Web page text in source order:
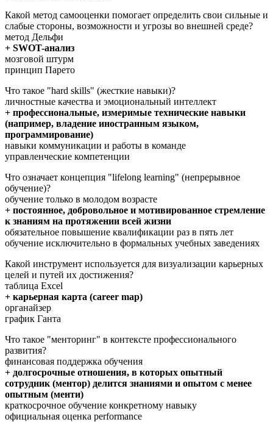
Какой метод самооценки помогает определить свои сильные и
слабые стороны, возможности и угрозы во внешней среде?
метод Дельфи
+ SWOT-анализ
мозговой штурм
принцип Парето
Что такое "hard skills" (жесткие навыки)?
личностные качества и эмоциональный интеллект
+ профессиональные, измеримые технические навыки
(например, владение иностранным языком,
программирование)
навыки коммуникации и работы в команде
управленческие компетенции
Что означает концепция "lifelong learning" (непрерывное
обучение)?
обучение только в молодом возрасте
+ постоянное, добровольное и мотивированное стремление
к знаниям на протяжении всей жизни
обязательное повышение квалификации раз в пять лет
обучение исключительно в формальных учебных заведениях
Какой инструмент используется для визуализации карьерных
целей и путей их достижения?
таблица Excel
+ карьерная карта (career map)
органайзер
график Ганта
Что такое "менторинг" в контексте профессионального
развития?
финансовая поддержка обучения
+ долгосрочные отношения, в которых опытный
сотрудник (ментор) делится знаниями и опытом с менее
опытным (менти)
краткосрочное обучение конкретному навыку
официальная оценка performance